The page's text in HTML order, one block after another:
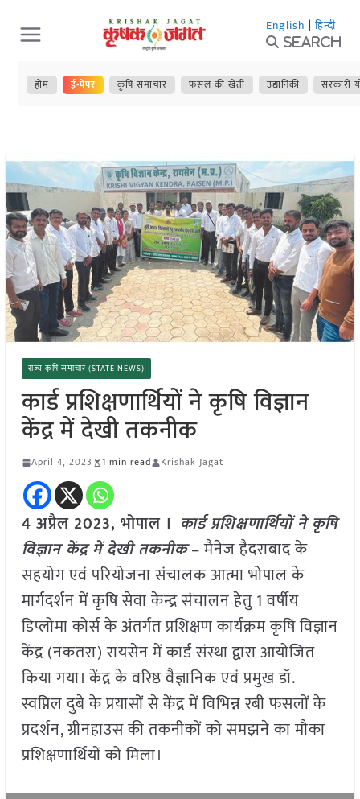
Skip
to
content
English | हिन्दी
Search
होम ई-पेपर कृषि समाचार फसल की खेती उद्यानिकी सरकारी
राज्य कृषि समाचार (STATE NEWS)
कार्ड प्रशिक्षणार्थियों ने कृषि विज्ञान
केंद्र में देखी तकनीक
April 4, 2023 1 min read Krishak Jagat
4 अप्रैल 2023, भोपाल । कार्ड प्रशिक्षणार्थियों ने कृषि
विज्ञान केंद्र में देखी तकनीक– मैनेज हैदराबाद के
सहयोग एवं परियोजना संचालक आत्मा भोपाल के
मार्गदर्शन में कृषि सेवा केन्द्र संचालन हेतु 1 वर्षीय
डिप्लोमा कोर्स के अंतर्गत प्रशिक्षण कार्यक्रम कृषि विज्ञान
केंद्र (नकतरा) रायसेन में कार्ड संस्था द्वारा आयोजित
किया गया। केंद्र के वरिष्ठ वैज्ञानिक एवं प्रमुख डॉ.
स्वप्निल दुबे के प्रयासों से केंद्र में विभिन्न रबी फसलों के
प्रदर्शन, ग्रीनहाउस की तकनीकों को समझने का मौका
प्रशिक्षणार्थियों को मिला।